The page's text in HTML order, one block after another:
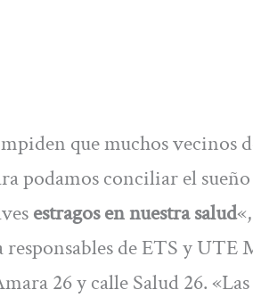
que muchos vecinos
podamos conciliar el sueño
estragos en nuestra salud
responsables de ETS y
26 y calle Salud 26.